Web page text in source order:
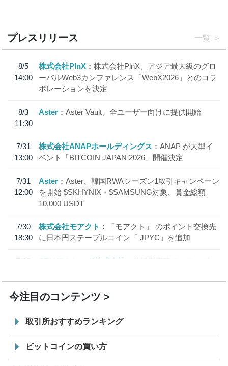
プレスリリース 一覧
8/5
14:00
株式会社PlnX
株式会社PlnX、アジア最大級のグロ
ーバルWeb3カンファレンス「WebX2026」とのコラ
ボレーションを決定
8/3
11:30
Aster Aster Vault、全ユーザー向けに提供開始
7/31
13:00
株式会社ANAPホールディングス
ANAP が大型イ
ベント「BITCOIN JAPAN 2026」開催決定
7/31
12:00
Aster
Aster、韓国RWAシーズン1取引キャンペーン
を開始 $SKHYNIX・$SAMSUNG対象、賞金総額
10,000 USDT
7/30
18:30
株式会社モアクト
「モアクト」 のポイント交換先
に日本円ステーブルコイン「 JPYC」を追加
7/29
SBI VCトレード株式会社
信託型円建てステーブル
今注目のコンテンツ
取引所おすすめランキング
ビットコインの買い方